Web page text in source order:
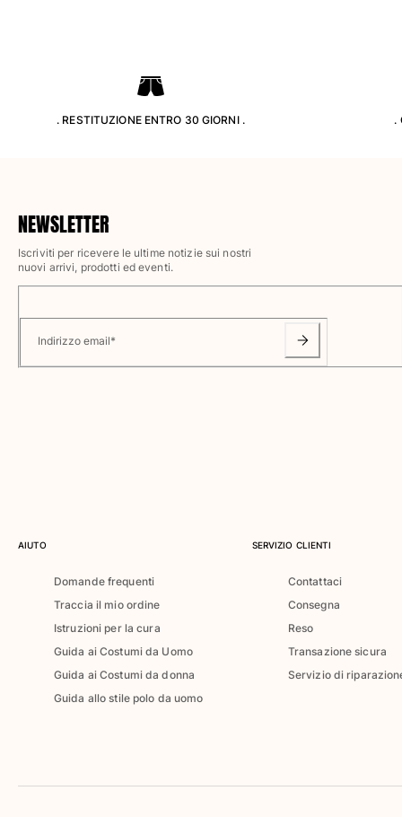
Camicie
Felpe
Slip Mare
Abbigliamento
. RESTITUZIONE ENTRO 30 GIORNI . .
NEWSLETTER
Iscriviti per ricevere le ultime notizie sui nostri
nuovi arrivi, prodotti ed eventi.
Indirizzo email*
AIUTO
Domande frequenti
Traccia il mio ordine
Istruzioni per la cura
Guida ai Costumi da Uomo
Guida ai Costumi da donna
Guida allo stile polo da uomo
SERVIZIO CLIENTI
Contattaci
Consegna
Reso
Transazione sicura
Servizio di